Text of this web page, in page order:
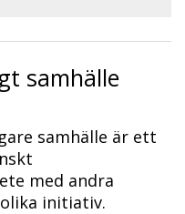
samhälle
samhälle är ett
med andra
initiativ.